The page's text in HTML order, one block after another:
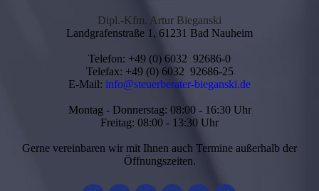
Dipl.-Kfm. Artur Bieganski
Landgrafenstraße 1, 61231 Bad Nauheim
Telefon: +49 (0) 6032 92686-0
Telefax: +49 (0) 6032 92686-25
E-Mail: info@steuerberater-bieganski.de
Montag - Donnerstag: 08:00 - 16:30 Uhr
Freitag: 08:00 - 13:30 Uhr
Gerne vereinbaren wir mit Ihnen auch Termine außerhalb der
Öffnungszeiten.